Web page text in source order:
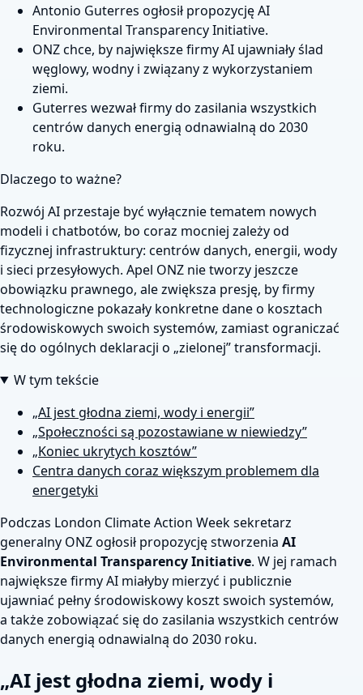
Antonio Guterres ogłosił propozycję AI
Environmental Transparency Initiative.
ONZ chce, by największe firmy AI ujawniały ślad
węglowy, wodny i związany z wykorzystaniem
ziemi.
Guterres wezwał firmy do zasilania wszystkich
centrów danych energią odnawialną do 2030
roku.
Dlaczego to ważne?
Rozwój AI przestaje być wyłącznie tematem nowych
modeli i chatbotów, bo coraz mocniej zależy od
fizycznej infrastruktury: centrów danych, energii, wody
i sieci przesyłowych. Apel ONZ nie tworzy jeszcze
obowiązku prawnego, ale zwiększa presję, by firmy
technologiczne pokazały konkretne dane o kosztach
środowiskowych swoich systemów, zamiast ograniczać
się do ogólnych deklaracji o „zielonej” transformacji.
W tym tekście
„AI jest głodna ziemi, wody i energii”
„Społeczności są pozostawiane w niewiedzy”
„Koniec ukrytych kosztów”
Centra danych coraz większym problemem dla
energetyki
Podczas London Climate Action Week sekretarz
generalny ONZ ogłosił propozycję stworzenia AI
Environmental Transparency Initiative. W jej ramach
największe firmy AI miałyby mierzyć i publicznie
ujawniać pełny środowiskowy koszt swoich systemów,
a także zobowiązać się do zasilania wszystkich centrów
danych energią odnawialną do 2030 roku.
„AI jest głodna ziemi, wody i